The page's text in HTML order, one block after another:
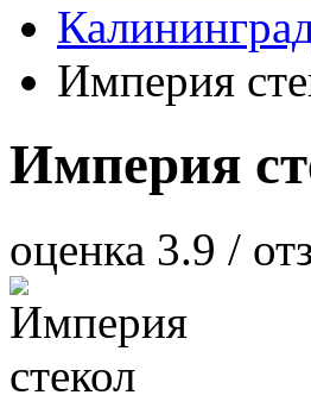
Империя
Империя
оценка 3.9 /